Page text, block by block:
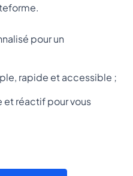
pour un
rapide et accessible ;
et réactif pour vous